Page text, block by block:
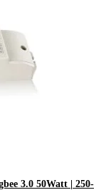
3.0 50Watt | 250-